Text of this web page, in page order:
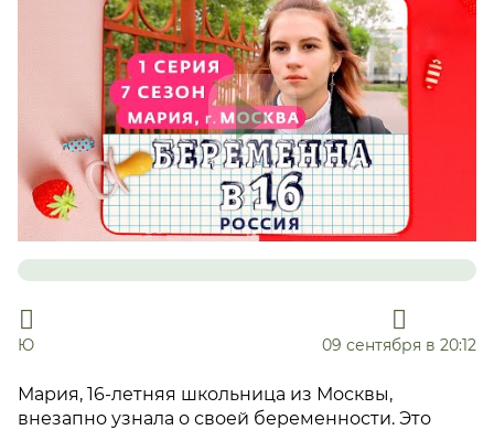
Ю 09 сентября в 20:12
Мария, 16-летняя школьница из Москвы,
внезапно узнала о своей беременности. Это